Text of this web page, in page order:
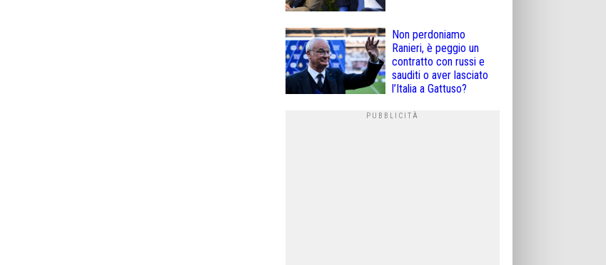
Non perdoniamo
Ranieri, è peggio un
contratto con russi e
sauditi o aver lasciato
l’Italia a Gattuso?